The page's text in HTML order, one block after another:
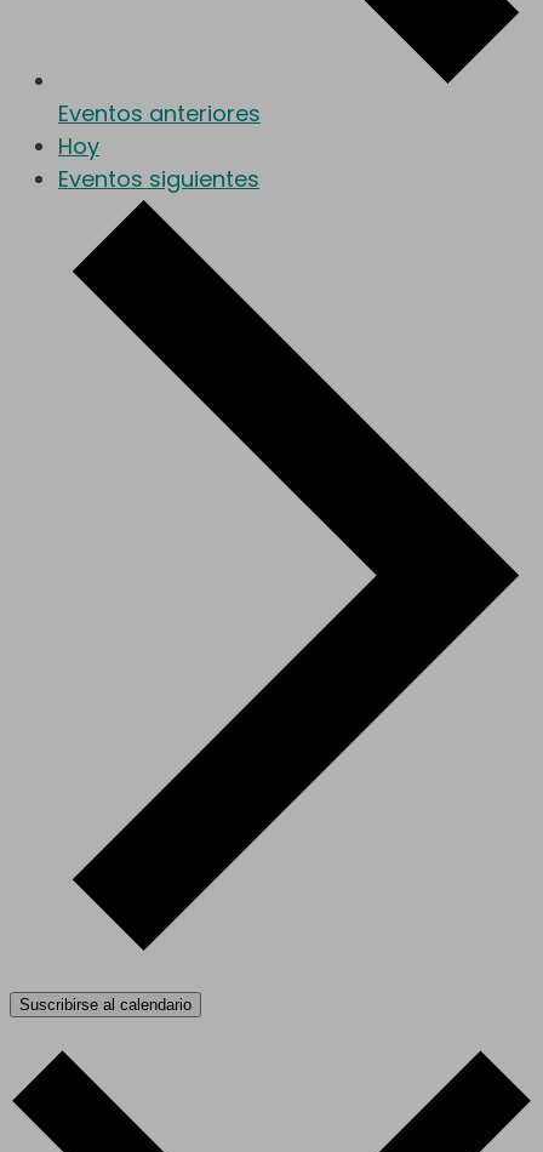
Eventos anteriores
Hoy
Eventos siguientes
Suscribirse al calendario